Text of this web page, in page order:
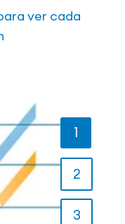
ver cada
1
2
3